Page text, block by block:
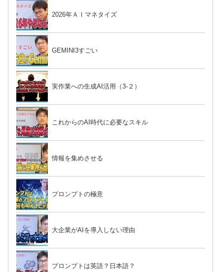
2026年ＡＩマネタイズ
GEMINI3すごい
実作業への生成AI活用（3-２）
これからのAI時代に必要なスキル
情報を集めさせる
プロンプトの極意
大企業がAIを導入しない理由
プロンプトは英語？日本語？